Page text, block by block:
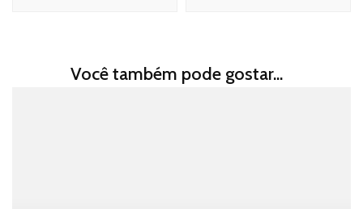
Você também pode gostar...